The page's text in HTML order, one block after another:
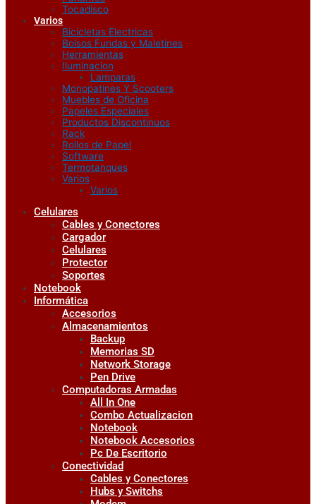
Tocadisco
Varios
Bicicletas Electricas
Bolsos Fundas y Maletines
Herramientas
Iluminacion
Lamparas
Monopatines Y Scooters
Muebles de Oficina
Papeles Especiales
Productos Discontinuos
Rack
Rollos de Papel
Software
Termotanques
Varios
Varios
Celulares
Cables y Conectores
Cargador
Celulares
Protector
Soportes
Notebook
Informática
Accesorios
Almacenamientos
Backup
Memorias SD
Network Storage
Pen Drive
Computadoras Armadas
All In One
Combo Actualizacion
Notebook
Notebook Accesorios
Pc De Escritorio
Conectividad
Cables y Conectores
Hubs y Switchs